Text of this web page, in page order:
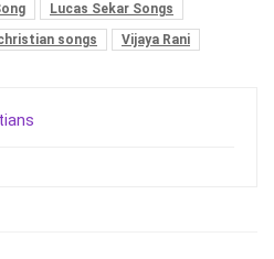
Lucas Sekar Songs
songs Vijaya Rani